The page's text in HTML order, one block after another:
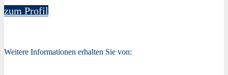
zum Profil
Weitere Informationen erhalten Sie von: